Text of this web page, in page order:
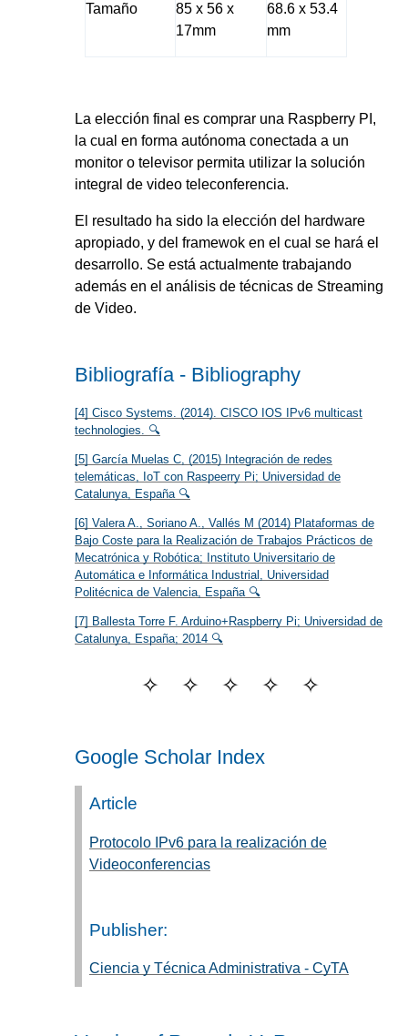
Tamaño
85 x 56 x
17mm
68.6 x 53.4
mm
La elección final es comprar una Raspberry PI,
la cual en forma autónoma conectada a un
monitor o televisor permita utilizar la solución
integral de video teleconferencia.
El resultado ha sido la elección del hardware
apropiado, y del framewok en el cual se hará el
desarrollo. Se está actualmente trabajando
además en el análisis de técnicas de Streaming
de Video.
Bibliografía - Bibliography
[4] Cisco Systems. (2014). CISCO IOS IPv6 multicast
technologies. 🔍
[5] García Muelas C, (2015) Integración de redes
telemáticas, IoT con Raspeerry Pi; Universidad de
Catalunya, España 🔍
[6] Valera A., Soriano A., Vallés M (2014) Plataformas de
Bajo Coste para la Realización de Trabajos Prácticos de
Mecatrónica y Robótica; Instituto Universitario de
Automática e Informática Industrial, Universidad
Politécnica de Valencia, España 🔍
[7] Ballesta Torre F. Arduino+Raspberry Pi; Universidad de
Catalunya, España; 2014 🔍
Google Scholar Index
Article
Protocolo IPv6 para la realización de
Videoconferencias
Publisher:
Ciencia y Técnica Administrativa - CyTA